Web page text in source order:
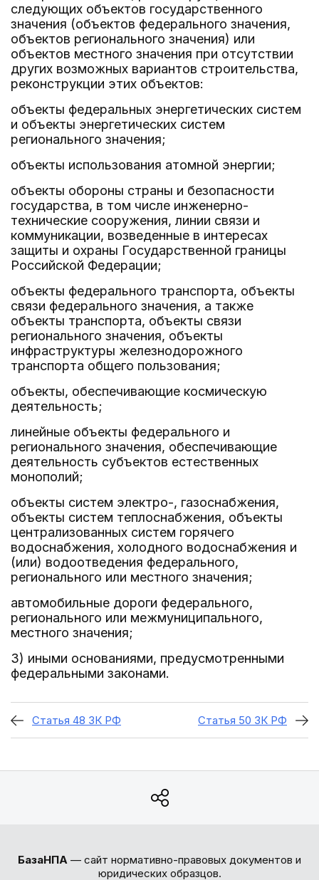
следующих объектов государственного
значения (объектов федерального значения,
объектов регионального значения) или
объектов местного значения при отсутствии
других возможных вариантов строительства,
реконструкции этих объектов:
объекты федеральных энергетических систем
и объекты энергетических систем
регионального значения;
объекты использования атомной энергии;
объекты обороны страны и безопасности
государства, в том числе инженерно-
технические сооружения, линии связи и
коммуникации, возведенные в интересах
защиты и охраны Государственной границы
Российской Федерации;
объекты федерального транспорта, объекты
связи федерального значения, а также
объекты транспорта, объекты связи
регионального значения, объекты
инфраструктуры железнодорожного
транспорта общего пользования;
объекты, обеспечивающие космическую
деятельность;
линейные объекты федерального и
регионального значения, обеспечивающие
деятельность субъектов естественных
монополий;
объекты систем электро-, газоснабжения,
объекты систем теплоснабжения, объекты
централизованных систем горячего
водоснабжения, холодного водоснабжения и
(или) водоотведения федерального,
регионального или местного значения;
автомобильные дороги федерального,
регионального или межмуниципального,
местного значения;
3) иными основаниями, предусмотренными
федеральными законами.
Статья 48 ЗК РФ Статья 50 ЗК РФ
БазаНПА — сайт нормативно-правовых документов и
юридических образцов.